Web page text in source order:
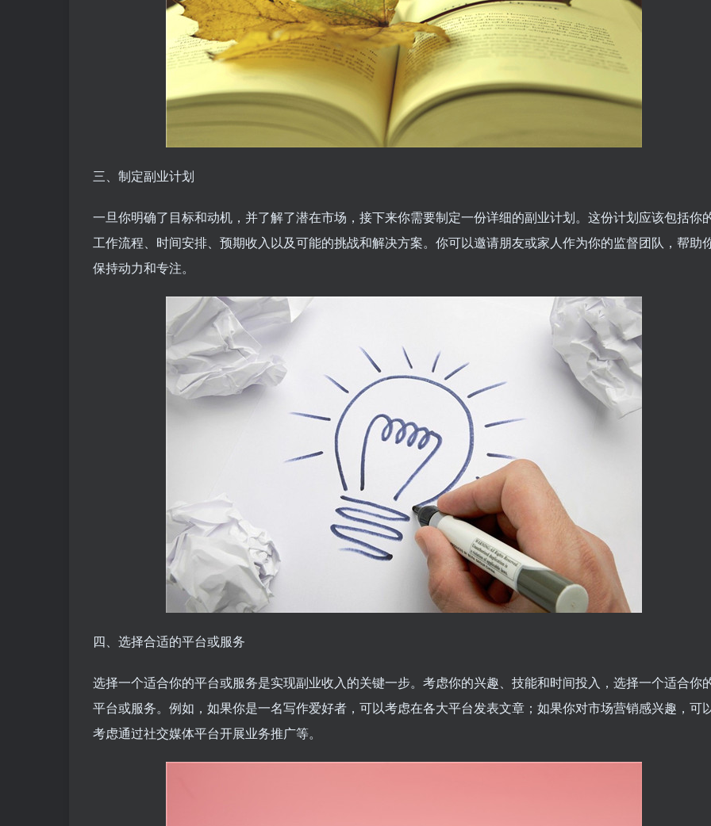
三、制定副业计划
一旦你明确了目标和动机，并了解了潜在市场，接下来你需要制定一份详细的副业计划。这份计划应该包括你
工作流程、时间安排、预期收入以及可能的挑战和解决方案。你可以邀请朋友或家人作为你的监督团队，帮助
保持动力和专注。
四、选择合适的平台或服务
选择一个适合你的平台或服务是实现副业收入的关键一步。考虑你的兴趣、技能和时间投入，选择一个适合你
平台或服务。例如，如果你是一名写作爱好者，可以考虑在各大平台发表文章；如果你对市场营销感兴趣，可
考虑通过社交媒体平台开展业务推广等。